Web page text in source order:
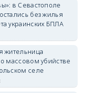
в Севастополе
без жилья
украинских БПЛА
жительница
о массовом убийстве
селе